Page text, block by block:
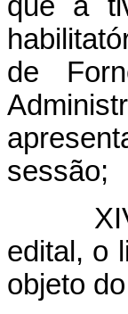
de
sessão;
XIV -
edital, o
objeto